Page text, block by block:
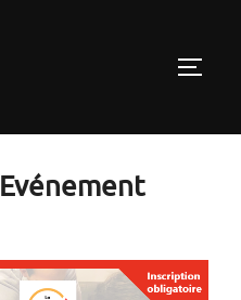
Evénement